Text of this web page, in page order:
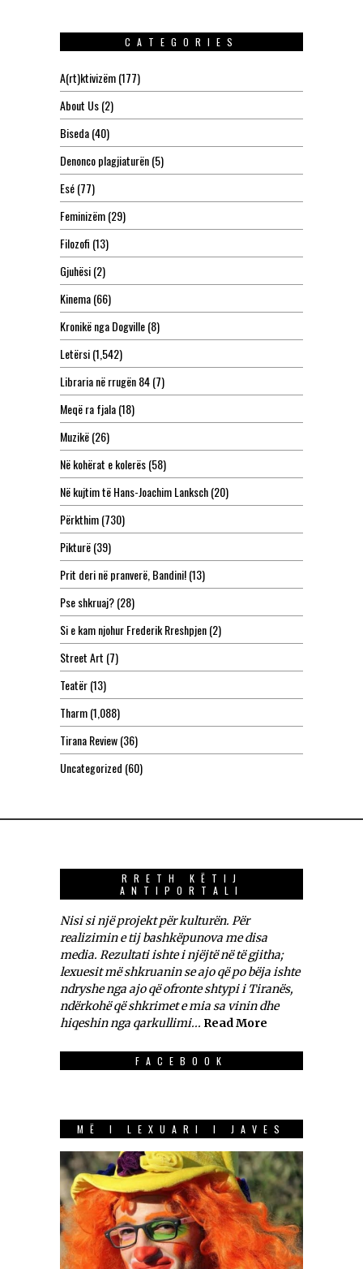
CATEGORIES
A(rt)ktivizëm(177)
About Us(2)
Biseda(40)
Denonco plagjiaturën(5)
Esé(77)
Feminizëm(29)
Filozofi (13)
Gjuhësi(2)
Kinema(66)
Kronikë nga Dogville(8)
Letërsi(1,542)
Libraria në rrugën 84(7)
Meqë ra fjala(18)
Muzikë(26)
Në kohërat e kolerës(58)
Në kujtim të Hans-Joachim Lanksch(20)
Përkthim(730)
Pikturë(39)
Prit deri në pranverë, Bandini!(13)
Pse shkruaj?(28)
Si e kam njohur Frederik Rreshpjen(2)
Street Art (7)
Teatër(13)
Tharm(1,088)
Tirana Review(36)
Uncategorized (60)
RRETH KËTIJ
ANTIPORTALI
Nisi si një projekt për kulturën. Për
realizimin e tij bashkëpunova me disa
media. Rezultati ishte i njëjtë në të gjitha;
lexuesit më shkruanin se ajo që po bëja ishte
ndryshe nga ajo që ofronte shtypi i Tiranës,
ndërkohë që shkrimet e mia sa vinin dhe
hiqeshin nga qarkullimi... Read More
FACEBOOK
MË I LEXUARI I JAVES